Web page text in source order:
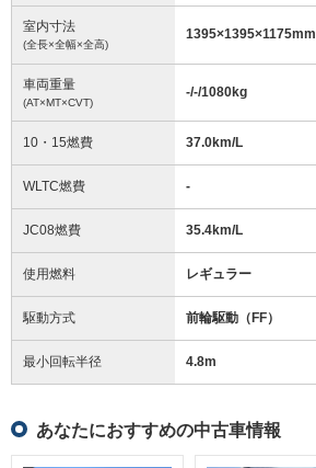
室内寸法
(全長×全幅×全高)
1395×1395×1175mm
車両重量
(AT×MT×CVT)
-/-/1080kg
10・15燃費 37.0km/L
WLTC燃費 -
JC08燃費 35.4km/L
使用燃料 レギュラー
駆動方式 前輪駆動（FF）
最小回転半径 4.8m
あなたにおすすめの中古車情報